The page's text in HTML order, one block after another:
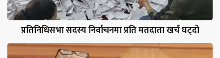
प्रतिनिधिसभा सदस्य निर्वाचनमा प्रति मतदाता खर्च घट्दो